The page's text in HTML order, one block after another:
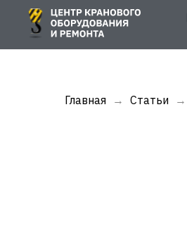
Главная Статьи